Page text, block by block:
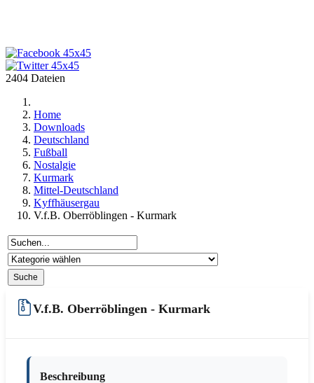
2404 Dateien
Home
Downloads
Deutschland
Fußball
Nostalgie
Kurmark
Mittel-Deutschland
Kyffhäusergau
V.f.B. Oberröblingen - Kurmark
V.f.B. Oberröblingen - Kurmark
Beschreibung